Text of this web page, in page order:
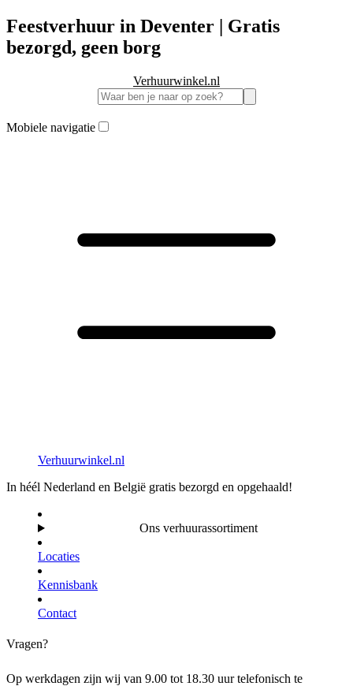
Feestverhuur in Deventer | Gratis
bezorgd, geen borg
Verhuurwinkel.nl
Mobiele navigatie
Verhuurwinkel.nl
In héél Nederland en België gratis bezorgd en opgehaald!
Ons verhuurassortiment
Locaties
Kennisbank
Contact
Vragen?
Op werkdagen zijn wij van 9.00 tot 18.30 uur telefonisch te